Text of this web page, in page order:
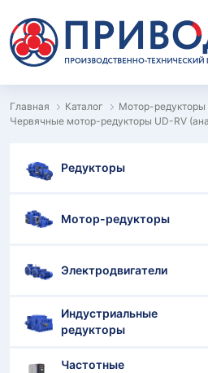
Главная Каталог Мотор-
Червячные мотор-редукторы UD-RV
Редукторы
Мотор-редукторы
Электродвигатели
Индустриальные
редукторы
Частотные